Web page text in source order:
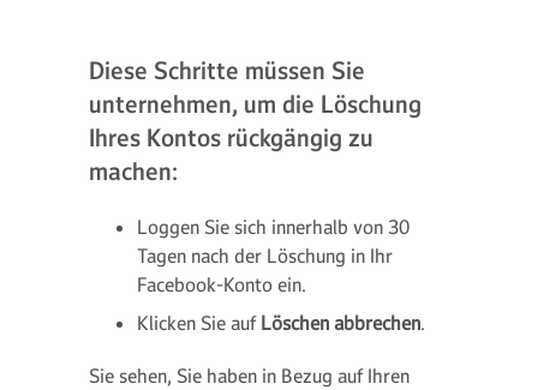
Diese Schritte müssen Sie
unternehmen, um die Löschung
Ihres Kontos rückgängig zu
machen:
Loggen Sie sich innerhalb von 30
Tagen nach der Löschung in Ihr
Facebook-Konto ein.
Klicken Sie auf Löschen abbrechen.
Sie sehen, Sie haben in Bezug auf Ihren